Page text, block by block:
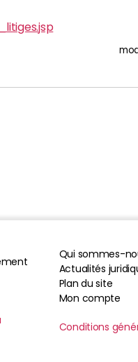
Qui sommes-
Actualités
Plan du site
Mon compte
Conditions